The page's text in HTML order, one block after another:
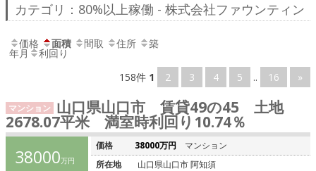
カテゴリ：80%以上稼働 - 株式会社ファウンティン
価格 面積 間取 住所 築
年月
利回り
158件 1 2 3 4 5 .. 16 »
マンション 山口県山口市 賃貸49の45 土地
2678.07平米 満室時利回り10.74％
38000万円
価格 38000万円
マンション
所在地
山口県山口市 阿知須